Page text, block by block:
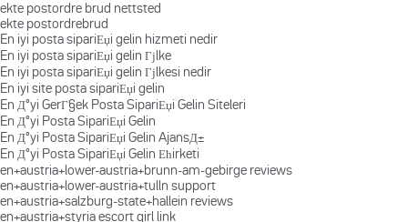
ekte postordre brud nettsted
ekte postordrebrud
En iyi posta sipariЕџi gelin hizmeti nedir
En iyi posta sipariЕџi gelin Гјlke
En iyi posta sipariЕџi gelin Гјlkesi nedir
En iyi site posta sipariЕџi gelin
En Д°yi GerГ§ek Posta SipariЕџi Gelin Siteleri
En Д°yi Posta SipariЕџi Gelin
En Д°yi Posta SipariЕџi Gelin AjansД±
En Д°yi Posta SipariЕџi Gelin Ећirketi
en+austria+lower-austria+brunn-am-gebirge reviews
en+austria+lower-austria+tulln support
en+austria+salzburg-state+hallein reviews
en+austria+styria escort girl link